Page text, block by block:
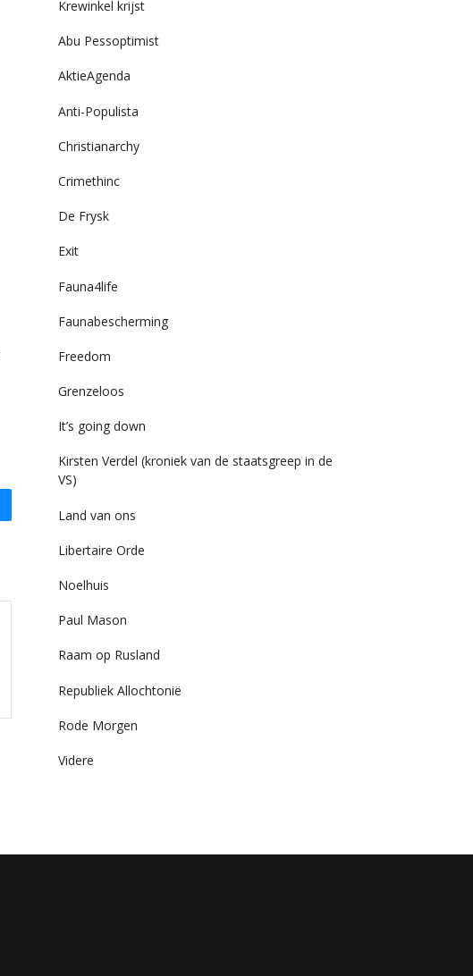
Krewinkel krijst
Abu Pessoptimist
AktieAgenda
Anti-Populista
Christianarchy
Crimethinc
De Frysk
Exit
Fauna4life
Faunabescherming
Freedom
Grenzeloos
It’s going down
Kirsten Verdel (kroniek van de staatsgreep in de
VS)
Land van ons
Libertaire Orde
Noelhuis
Paul Mason
Raam op Rusland
Republiek Allochtonië
Rode Morgen
Videre